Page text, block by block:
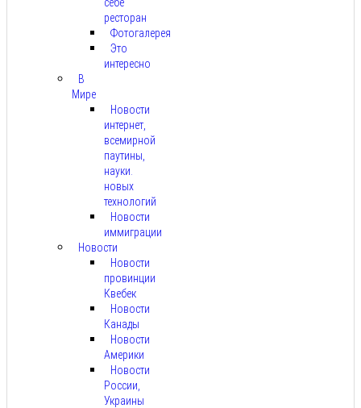
ресторан
Фотогалерея
Это
интересно
В
Мире
Новости
интернет,
всемирной
паутины,
науки.
новых
технологий
Новости
иммиграции
Новости
Новости
провинции
Квебек
Новости
Канады
Новости
Америки
Новости
России,
Украины